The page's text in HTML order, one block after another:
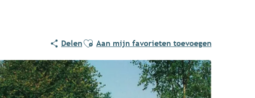
DelenAjouter aux favoris
Aan mijn favorieten toevoegen